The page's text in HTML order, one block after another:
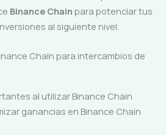
Binance Chain para potenciar tus
al siguiente nivel.
Chain para intercambios de
al utilizar Binance Chain
ganancias en Binance Chain